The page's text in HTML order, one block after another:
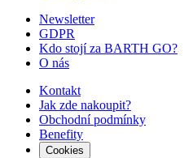
Newsletter
GDPR
Kdo stojí za BARTH GO?
O nás
Kontakt
Jak zde nakoupit?
Obchodní podmínky
Benefity
Cookies